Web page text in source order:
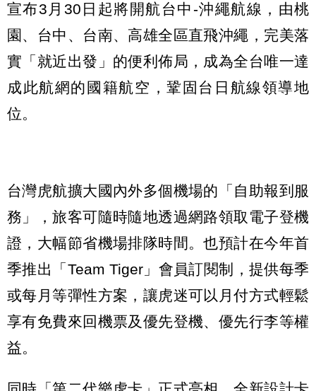
宣布3月30日起將開航台中-沖繩航線，由桃
園、台中、台南、高雄全區直飛沖繩，完美落
實「就近出發」的便利佈局，成為全台唯一達
成此航網的國籍航空，鞏固台日航線領導地
位。
台灣虎航擴大國內外多個機場的「自助報到服
務」，旅客可隨時隨地透過網路領取電子登機
證，大幅節省機場排隊時間。也預計在今年首
季推出「Team Tiger」會員訂閱制，提供每季
或每月等彈性方案，讓虎迷可以月付方式輕鬆
享有免費來回機票及優先登機、優先行李等權
益。